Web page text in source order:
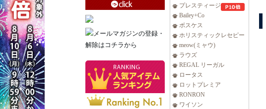
プレスティージ
Bailey+Co
ボスケス
ホリスティックレセピー
meow(ミャウ)
ラウズ
REGAL リーガル
ロータス
ロットプレミア
RONRON
ワイソン